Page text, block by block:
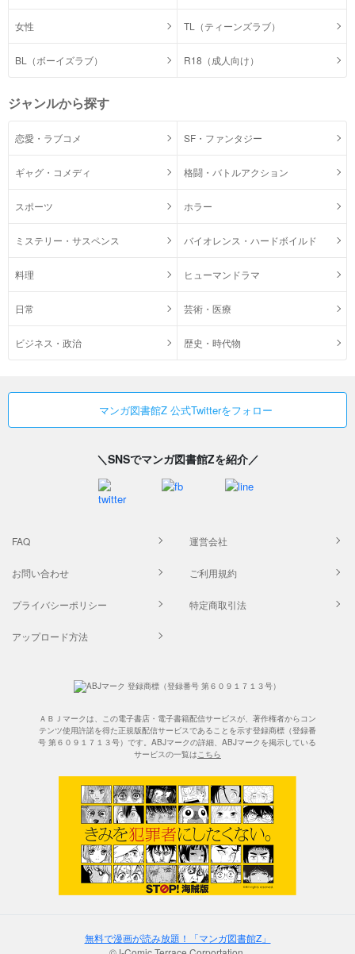
女性 TL（ティーンズラブ）
BL（ボーイズラブ） R18（成人向け）
ジャンルから探す
恋愛・ラブコメ SF・ファンタジー
ギャグ・コメディ 格闘・バトルアクション
スポーツ ホラー
ミステリー・サスペンス バイオレンス・ハードボイルド
料理 ヒューマンドラマ
日常 芸術・医療
ビジネス・政治 歴史・時代物
マンガ図書館Z 公式Twitterをフォロー
＼SNSでマンガ図書館Zを紹介／
FAQ 運営会社
お問い合わせ ご利用規約
プライバシーポリシー 特定商取引法
アップロード方法
ＡＢＪマークは、この電子書店・電子書籍配信サービスが、著作権者からコン
テンツ使用許諾を得た正規版配信サービスであることを示す登録商標（登録番
号 第６０９１７１３号）です。ABJマークの詳細、ABJマークを掲示している
サービスの一覧はこちら
無料で漫画が読み放題！「マンガ図書館Z」